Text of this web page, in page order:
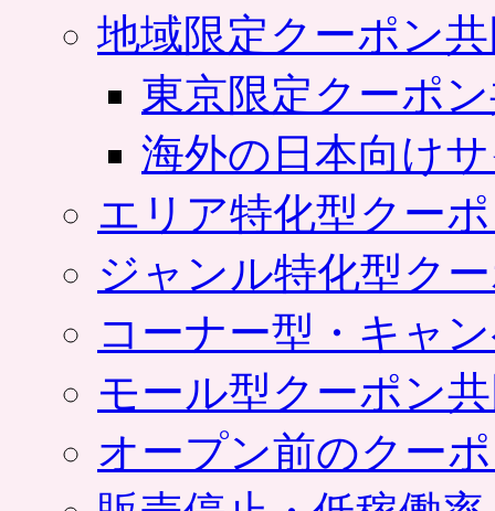
地域限定クーポン
東京限定クーポ
海外の日本向け
エリア特化型クー
ジャンル特化型ク
コーナー型・キャ
モール型クーポン
オープン前のクー